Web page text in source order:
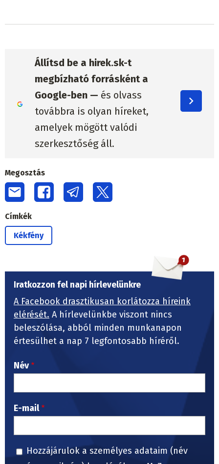
Állítsd be a hirek.sk-t
megbízható forrásként a
Google-ben — és olvass
továbbra is olyan híreket,
amelyek mögött valódi
szerkesztőség áll.
Megosztás
Címkék
Kékfény
Iratkozzon fel napi hírlevelünkre
A Facebook drasztikusan korlátozza híreink
elérését. A hírlevelünkbe viszont nincs
beleszólása, abból minden munkanapon
értesülhet a nap 7 legfontosabb híréről.
Név
E-mail
Hozzájárulok a személyes adataim (név